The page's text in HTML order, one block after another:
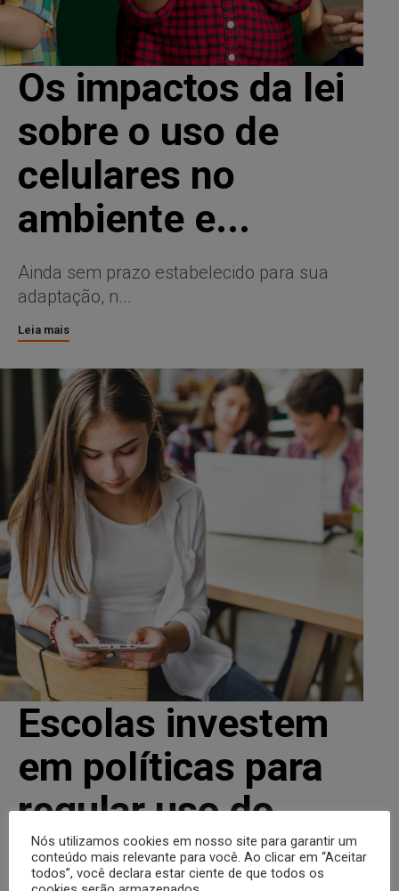
Os impactos da lei
sobre o uso de
celulares no
ambiente e...
Ainda sem prazo estabelecido para sua
adaptação, n...
Leia mais
Escolas investem
em políticas para
regular uso do
celula...
Nós utilizamos cookies em nosso site para garantir um
conteúdo mais relevante para você. Ao clicar em “Aceitar
todos”, você declara estar ciente de que todos os